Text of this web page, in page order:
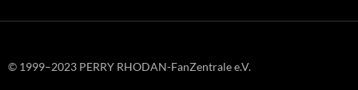
© 1999–2023 PERRY RHODAN-FanZentrale e.V.